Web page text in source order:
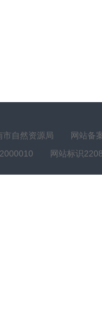
市自然资源局
网站备
网站标识